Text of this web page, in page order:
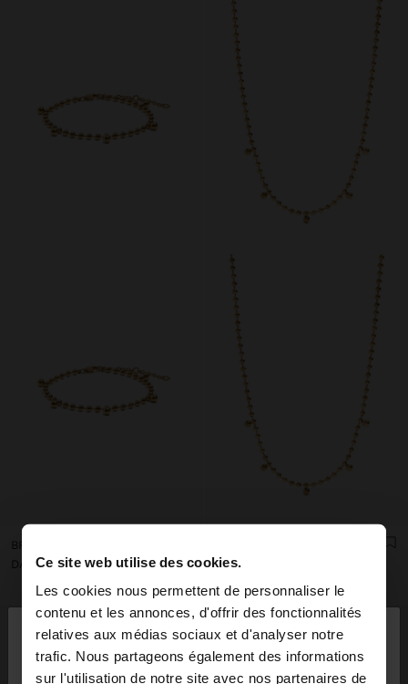
Ce site web utilise des cookies.
Les cookies nous permettent de personnaliser le
contenu et les annonces, d'offrir des fonctionnalités
relatives aux médias sociaux et d'analyser notre
trafic. Nous partageons également des informations
sur l'utilisation de notre site avec nos partenaires de
bonjour ×
Vous accédez au site depuis Algeria. Voulez-vous
DA3,350.00
DA3,550.00